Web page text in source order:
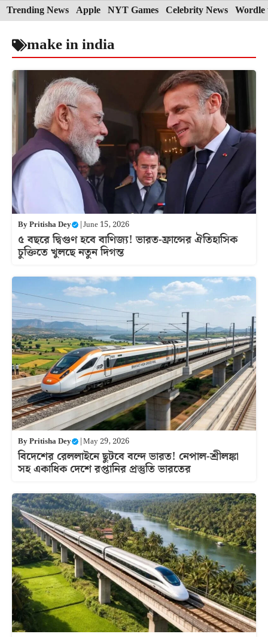
Skip
to
content
Trending News Apple NYT Games Celebrity News Wordle
make in india
ByPritisha Dey |June 15, 2026
৫ বছরে দ্বিগুণ হবে বাণিজ্য! ভারত-ফ্রান্সের ঐতিহাসিক
চুক্তিতে খুলছে নতুন দিগন্ত
ByPritisha Dey |May 29, 2026
বিদেশের রেললাইনে ছুটবে বন্দে ভারত! নেপাল-শ্রীলঙ্কা
সহ একাধিক দেশে রপ্তানির প্রস্তুতি ভারতের